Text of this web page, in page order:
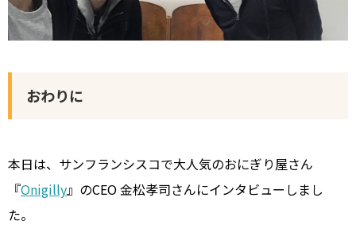
おわりに
本日は、サンフランシスコで大人気のおにぎり屋さん
『Onigilly』のCEO 金松孝司さんにインタビューしまし
た。